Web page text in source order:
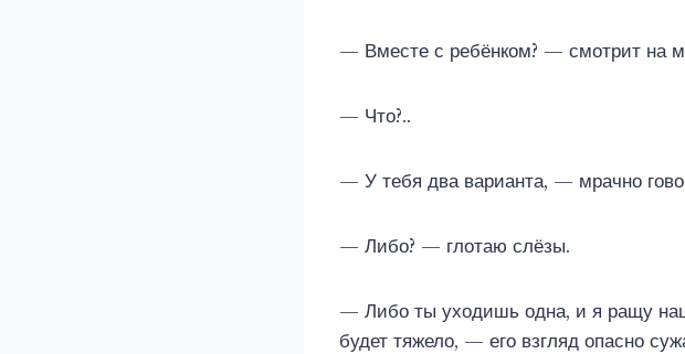
— Вместе с ребёнком? — смотрит на
— Что?..
— У тебя два варианта, — мрачно
— Либо? — глотаю слёзы.
— Либо ты уходишь одна, и я ращу
будет тяжело, — его взгляд опасно